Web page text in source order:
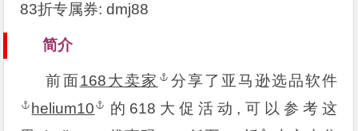
83折专属券: dmj88
简介
前面168大卖家 分享了 亚马逊选品软件
helium10
的618大促活动,可以参考这